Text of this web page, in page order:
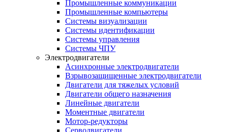
Промышленные коммуникации
Промышленные компьютеры
Системы визуализации
Системы идентификации
Системы управления
Системы ЧПУ
Электродвигатели
Асинхронные электродвигатели
Взрывозащищенные электродвигатели
Двигатели для тяжелых условий
Двигатели общего назначения
Линейные двигатели
Моментные двигатели
Мотор-редукторы
Серводвигатели